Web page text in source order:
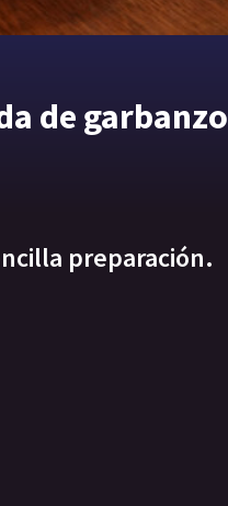
de garbanzo
preparación.